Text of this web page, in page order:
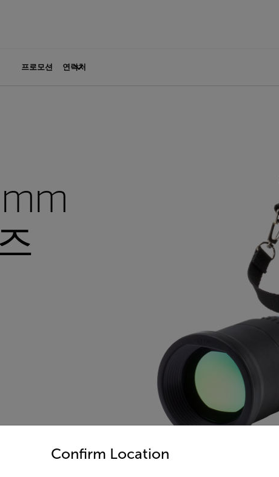
프로모션 연락처
Confirm Location
language from the options below to access the appropriate